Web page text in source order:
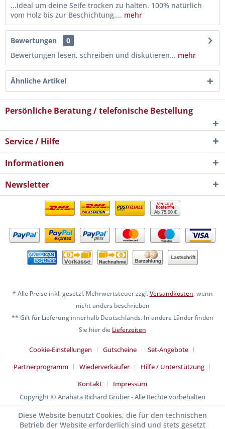
...ideal um deine Seife trocken zu halten. 100% natürlich
vom Holz bis zur Beschichtung.... mehr
Bewertungen
0
Bewertungen lesen, schreiben und diskutieren... mehr
Ähnliche Artikel
Persönliche Beratung / telefonische Bestellung
Service / Hilfe
Informationen
Newsletter
Ab 75,00 €
* Alle Preise inkl. gesetzl. Mehrwertsteuer zzgl.Versandkosten, wenn
nicht anders beschrieben
** Gilt für Lieferung innerhalb Deutschlands. In andere Länder finden
Sie hier die Lieferzeiten
Cookie-Einstellungen Gutscheine
Set-Angebote
Partnerprogramm
Wiederverkäufer
Hilfe / Unterstützung
Kontakt
Impressum
Copyright © Anahata Richard Gruber - Alle Rechte vorbehalten
Diese Website benutzt Cookies, die für den technischen
Betrieb der Website erforderlich sind und stets gesetzt